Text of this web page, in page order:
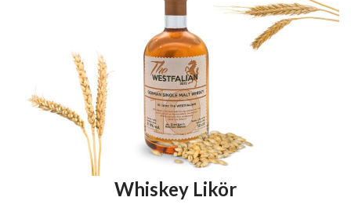
Whiskey Likör